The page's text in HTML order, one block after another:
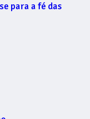
para a fé das